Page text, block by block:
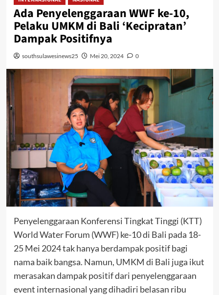
Ada Penyelenggaraan WWF ke-10,
Pelaku UMKM di Bali ‘Kecipratan’
Dampak Positifnya
southsulawesinews25 Mei 20, 2024 0
Penyelenggaraan Konferensi Tingkat Tinggi (KTT)
World Water Forum (WWF) ke-10 di Bali pada 18-
25 Mei 2024 tak hanya berdampak positif bagi
nama baik bangsa. Namun, UMKM di Bali juga ikut
merasakan dampak positif dari penyelenggaraan
event internasional yang dihadiri belasan ribu